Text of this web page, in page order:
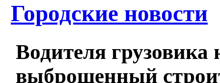
Городские новости
Водителя грузовика
выброшенный